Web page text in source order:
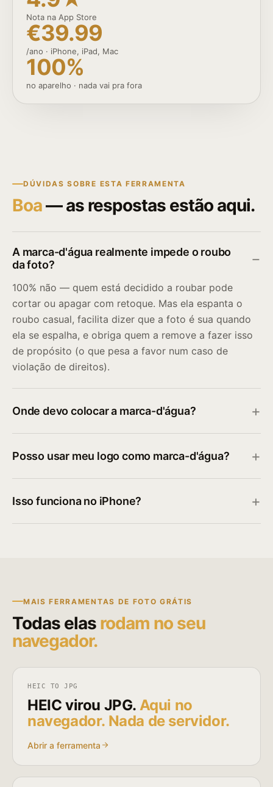
Nota na App Store
€39.99
/ano · iPhone, iPad, Mac
100%
no aparelho · nada vai pra fora
DÚVIDAS SOBRE ESTA FERRAMENTA
Boa— as respostas estão aqui.
A marca-d'água realmente impede o roubo
da foto?
100% não — quem está decidido a roubar pode
cortar ou apagar com retoque. Mas ela espanta o
roubo casual, facilita dizer que a foto é sua quando
ela se espalha, e obriga quem a remove a fazer isso
de propósito (o que pesa a favor num caso de
violação de direitos).
Onde devo colocar a marca-d'água?
Posso usar meu logo como marca-d'água?
Isso funciona no iPhone?
MAIS FERRAMENTAS DE FOTO GRÁTIS
Todas elas rodam no seu
navegador.
HEIC TO JPG
HEIC virou JPG. Aqui no
navegador. Nada de servidor.
Abrir a ferramenta